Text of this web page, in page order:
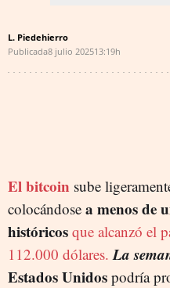
L. Piedehierro
Publicada8 julio 202513:19h
El bitcoin sube
colocándose a menos de
históricos que alcanzó el
112.000 dólares. La
Estados Unidos podría